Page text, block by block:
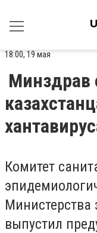
18:00, 19 мая
Минздрав
Комитет
Министерства
выпустил